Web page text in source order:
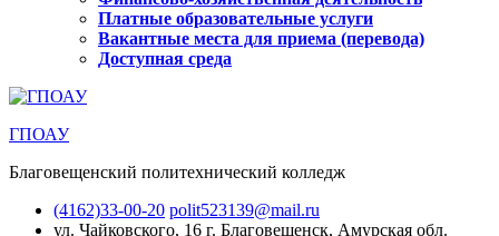
Платные образовательные услуги
Вакантные места для приема (перевода)
Доступная среда
ГПОАУ
Благовещенский политехнический колледж
(4162)33-00-20 polit523139@mail.ru
ул. Чайковского, 16 г. Благовещенск, Амурская обл.